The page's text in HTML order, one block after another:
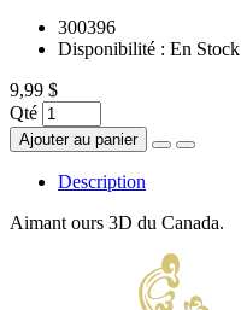
300396
Disponibilité : En Stock
9,99 $
Qté
Ajouter au panier
Description
Aimant ours 3D du Canada.